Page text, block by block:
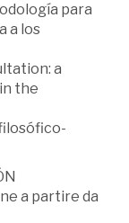
para
a los
a
the
a partire da